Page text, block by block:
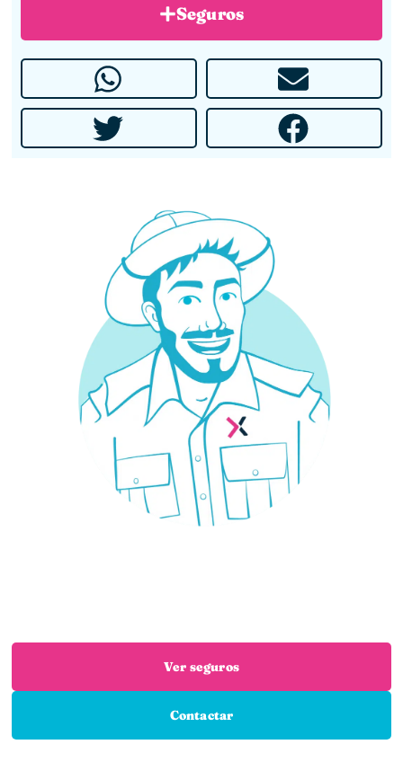
Seguros
¿Necesitas un seguro?
Ver seguros
Contactar